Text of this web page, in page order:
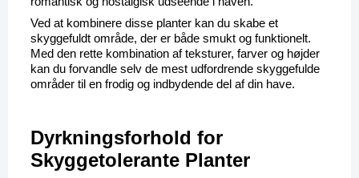
Ved at kombinere disse planter kan du skabe et
skyggefuldt område, der er både smukt og funktionelt.
Med den rette kombination af teksturer, farver og højder
kan du forvandle selv de mest udfordrende skyggefulde
områder til en frodig og indbydende del af din have.
Dyrkningsforhold for
Skyggetolerante Planter